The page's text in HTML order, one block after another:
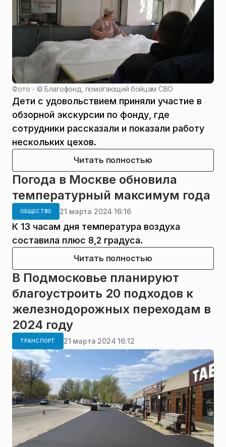
Фото - ©Благофонд, помогающий бойцам СВО
Дети с удовольствием приняли участие в
обзорной экскурсии по фонду, где
сотрудники рассказали и показали работу
нескольких цехов.
Читать полностью
Погода в Москве обновила
температурный максимум года
ОБЩЕСТВО 21 марта 2024 16:16
К 13 часам дня температура воздуха
составила плюс 8,2 градуса.
Читать полностью
В Подмосковье планируют
благоустроить 20 подходов к
железнодорожных переходам в
2024 году
ТРАНСПОРТ 21 марта 2024 16:12